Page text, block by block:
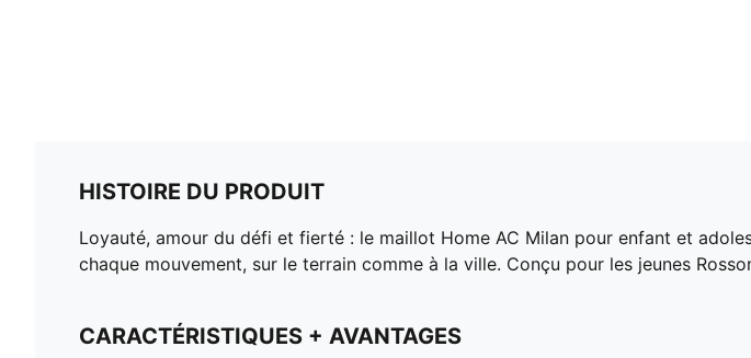
HISTOIRE DU PRODUIT
Loyauté, amour du défi et fierté : le maillot Home AC Milan pour enfant et
chaque mouvement, sur le terrain comme à la ville. Conçu pour les jeunes
CARACTÉRISTIQUES + AVANTAGES